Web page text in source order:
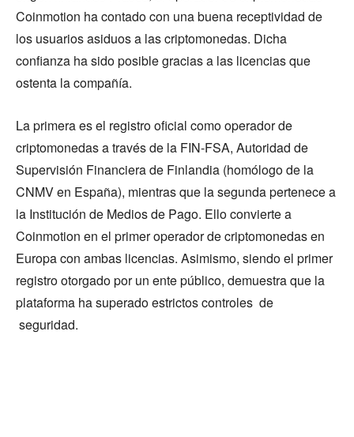
Coinmotion ha contado con una buena receptividad de
los usuarios asiduos a las criptomonedas. Dicha
confianza ha sido posible gracias a las licencias que
ostenta la compañía.
La primera es el registro oficial como operador de
criptomonedas a través de la FIN-FSA, Autoridad de
Supervisión Financiera de Finlandia (homólogo de la
CNMV en España), mientras que la segunda pertenece a
la Institución de Medios de Pago. Ello convierte a
Coinmotion en el primer operador de criptomonedas en
Europa con ambas licencias. Asimismo, siendo el primer
registro otorgado por un ente público, demuestra que la
plataforma ha superado estrictos controles de
seguridad.